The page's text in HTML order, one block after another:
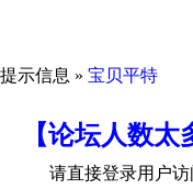
提示信息 » 宝贝平特
【论坛人数
请直接登录用户